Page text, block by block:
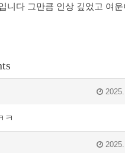
니다 그만큼 인상 깊었고 여
ㅋ